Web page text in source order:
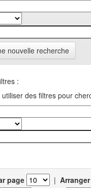
nouvelle recherche
:
des filtres pour
page |